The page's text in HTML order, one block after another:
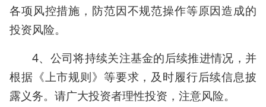
各项风控措施，防范因不规范操作等原因造成的
投资风险。
4、公司将持续关注基金的后续推进情况，并
根据《上市规则》等要求，及时履行后续信息披
露义务。请广大投资者理性投资，注意风险。